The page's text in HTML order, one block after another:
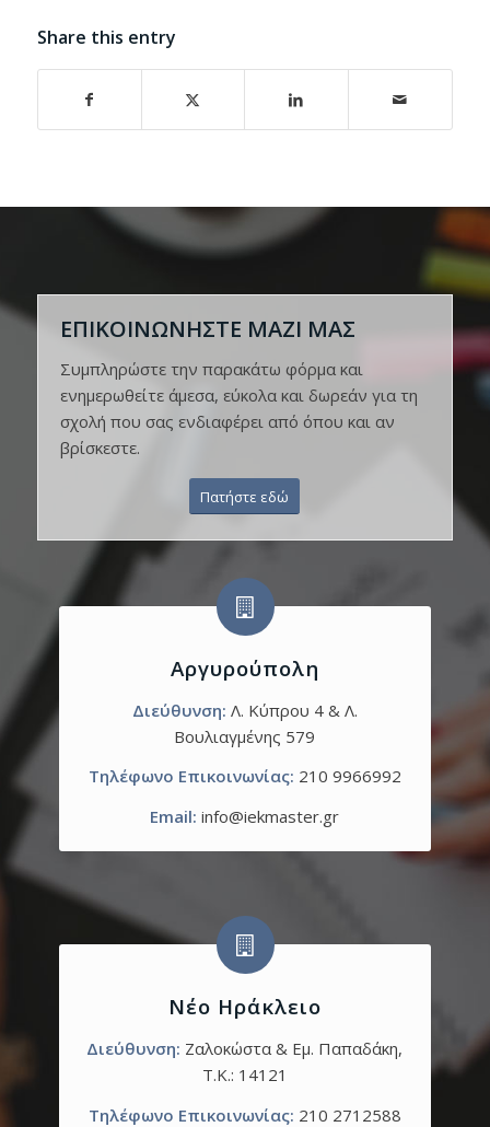
Share this entry
ΕΠΙΚΟΙΝΩΝΗΣΤΕ ΜΑΖΙ ΜΑΣ
Συμπληρώστε την παρακάτω φόρμα και
ενημερωθείτε άμεσα, εύκολα και δωρεάν για τη
σχολή που σας ενδιαφέρει από όπου και αν
βρίσκεστε.
Πατήστε εδώ
Αργυρούπολη
Διεύθυνση: Λ. Κύπρου 4 & Λ.
Βουλιαγμένης 579
Τηλέφωνο Επικοινωνίας: 210 9966992
Email: info@iekmaster.gr
Νέο Ηράκλειο
Διεύθυνση: Ζαλοκώστα & Εμ. Παπαδάκη,
T.K.: 14121
Τηλέφωνο Επικοινωνίας: 210 2712588